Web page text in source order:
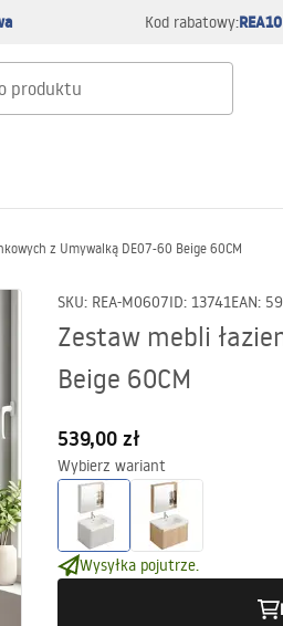
Kod rabatowy:REA10
z Umywalką DE07-60 Beige 60CM
SKU: REA-M0607ID: 13741EAN:
Zestaw mebli
Beige 60CM
539,00 zł
Wybierz wariant
Wysyłka pojutrze.